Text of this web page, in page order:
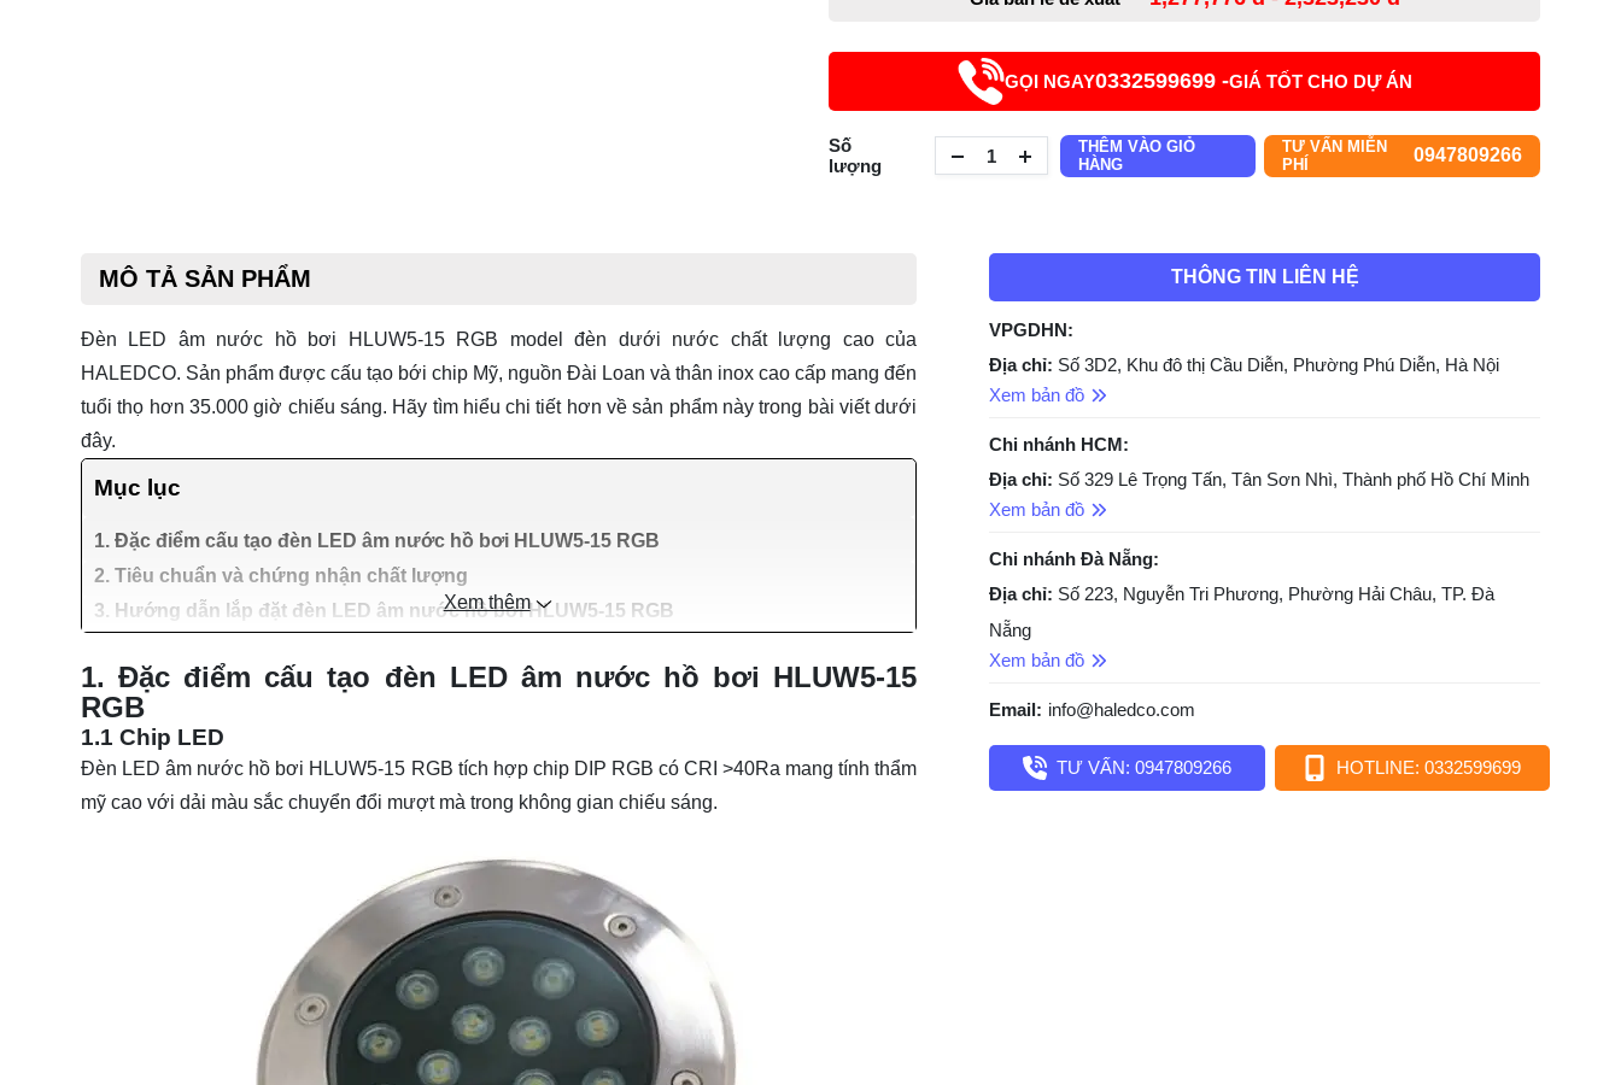
GỌI NGAY0332599699 -GIÁ TỐT CHO DỰ ÁN
Số
lượng
THÊM VÀO GIỎ
HÀNG
TƯ VẤN MIỄN
PHÍ
0947809266
MÔ TẢ SẢN PHẨM
Đèn LED âm nước hồ bơi HLUW5-15 RGB modelđèn dưới nước chất lượng cao của
HALEDCO. Sản phẩm được cấu tạo bới chip Mỹ, nguồn Đài Loan và thân inox cao cấp mang đến
tuổi thọ hơn 35.000 giờ chiếu sáng. Hãy tìm hiểu chi tiết hơn về sản phẩm này trong bài viết dưới
đây.
Mục lục
1. Đặc điểm cấu tạo đèn LED âm nước hồ bơi HLUW5-15 RGB
2. Tiêu chuẩn và chứng nhận chất lượng
3. Hướng dẫn lắp đặt đèn LED âm nước hồ bơi HLUW5-15 RGB
Xem thêm
1. Đặc điểm cấu tạo đèn LED âm nước hồ bơi HLUW5-15
RGB
1.1 Chip LED
Đèn LED âm nước hồ bơi HLUW5-15 RGB tích hợp chip DIP RGB có CRI >40Ra mang tính thẩm
mỹ cao với dải màu sắc chuyển đổi mượt mà trong không gian chiếu sáng.
THÔNG TIN LIÊN HỆ
VPGDHN:
Địa chỉ: Số 3D2, Khu đô thị Cầu Diễn, Phường Phú Diễn, Hà Nội
Xem bản đồ
Chi nhánh HCM:
Địa chỉ: Số 329 Lê Trọng Tấn, Tân Sơn Nhì, Thành phố Hồ Chí Minh
Xem bản đồ
Chi nhánh Đà Nẵng:
Địa chỉ: Số 223, Nguyễn Tri Phương, Phường Hải Châu, TP. Đà
Nẵng
Xem bản đồ
Email: info@haledco.com
TƯ VẤN: 0947809266 HOTLINE: 0332599699